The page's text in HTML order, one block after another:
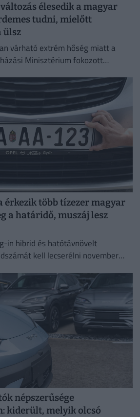
élesedik a magyar
tudni, mielőtt
ülsz
várható extrém hőség miatt a
Minisztérium fokozott
érkezik több tízezer magyar
a határidő, muszáj lesz
in hibrid és hatótávnövelt
kell lecserélni november
népszerűsége
kiderült, melyik olcsó